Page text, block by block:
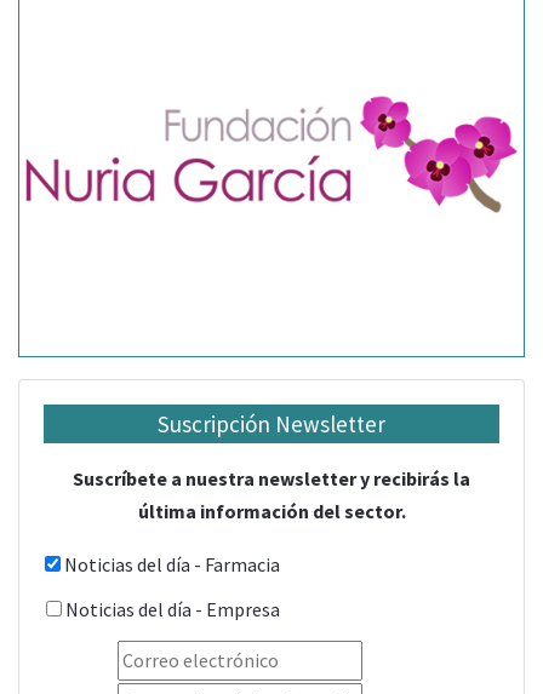
Suscripción Newsletter
Suscríbete a nuestra newsletter y recibirás la
última información del sector.
Noticias del día - Farmacia
Noticias del día - Empresa